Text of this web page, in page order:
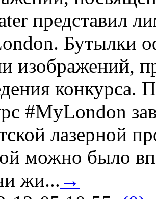
представил
Бутылки
изображений,
конкурса.
#MyLondon
лазерной
можно было
жи... →